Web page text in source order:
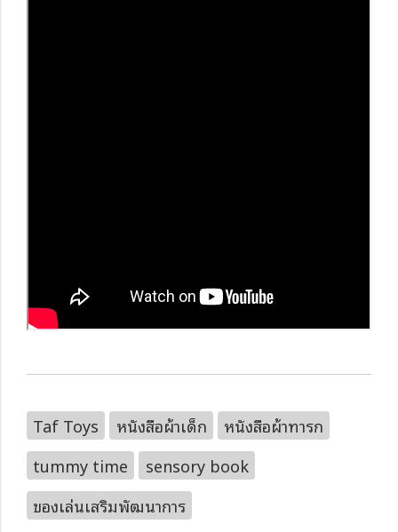
Taf Toys หนังสือผ้าเด็ก
หนังสือผ้าทารก
tummy time
sensory book
ของเล่นเสริมพัฒนาการ